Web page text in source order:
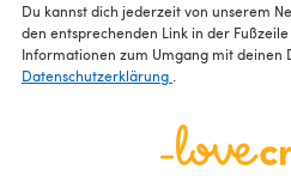
Du kannst dich jederzeit von unserem
den entsprechenden Link in der
Informationen zum Umgang mit deinen
Datenschutzerklärung